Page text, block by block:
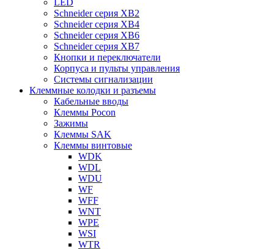
Schneider серия XB2
Schneider серия XB4
Schneider серия XB6
Schneider серия XB7
Кнопки и переключатели
Корпуса и пульты управления
Системы сигнализации
Клеммные колодки и разъемы
Кабельные вводы
Клеммы Pocon
Зажимы
Клеммы SAK
Клеммы винтовые
WDK
WDL
WDU
WF
WFF
WNT
WPE
WSI
WTR